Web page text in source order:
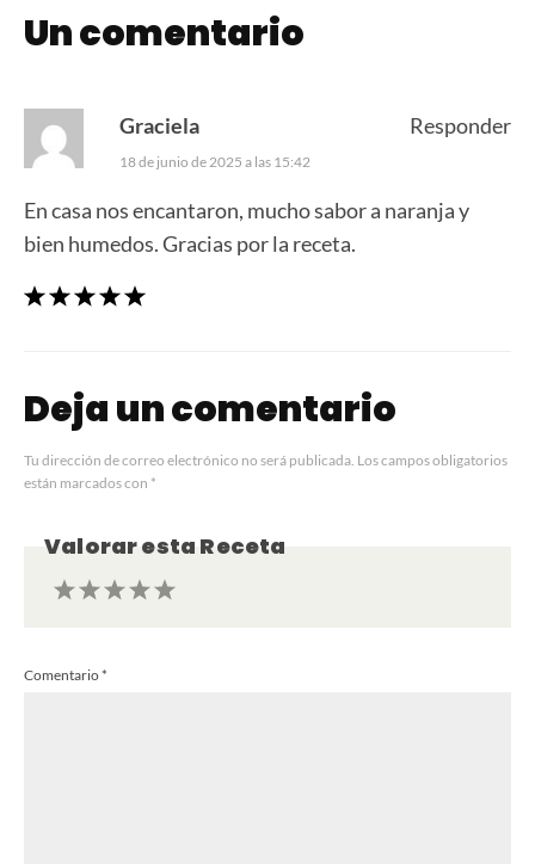
Un comentario
Graciela
18 de junio de 2025 a las 15:42
En casa nos encantaron, mucho sabor a naranja y
bien humedos. Gracias por la receta.
Responder
Deja un comentario
Tu dirección de correo electrónico no será publicada. Los campos obligatorios
están marcados con *
Valorar esta Receta
Estrellas
Estrella
Comentario*